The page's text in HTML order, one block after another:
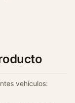
vehículos: